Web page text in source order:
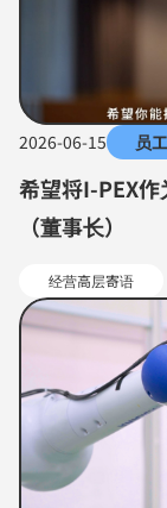
2026-06-15 员
希望将I-PEX
（董事长）
经营高层寄语